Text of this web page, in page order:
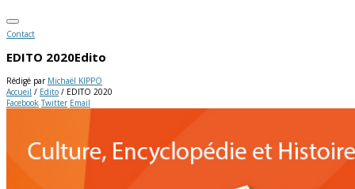
Contact
EDITO 2020Edito
Rédigé par Michaël KIPPO
Accueil / Edito / EDITO 2020
Facebook Twitter Email